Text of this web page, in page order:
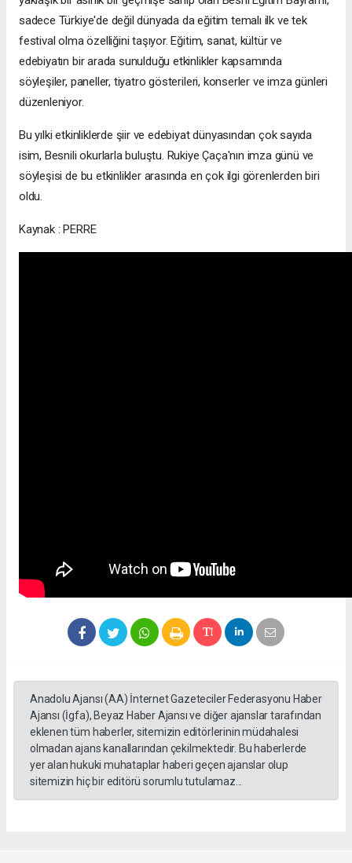
sadece Türkiye'de değil dünyada da eğitim temalı ilk ve tek
festival olma özelliğini taşıyor. Eğitim, sanat, kültür ve
edebiyatın bir arada sunulduğu etkinlikler kapsamında
söyleşiler, paneller, tiyatro gösterileri, konserler ve imza günleri
düzenleniyor.
Bu yılki etkinliklerde şiir ve edebiyat dünyasından çok sayıda
isim, Besnili okurlarla buluştu. Rukiye Çaça'nın imza günü ve
söyleşisi de bu etkinlikler arasında en çok ilgi görenlerden biri
oldu.
Kaynak : PERRE
Anadolu Ajansı (AA) İnternet Gazeteciler Federasyonu Haber
Ajansı (İgfa), Beyaz Haber Ajansı ve diğer ajanslar tarafından
eklenen tüm haberler, sitemizin editörlerinin müdahalesi
olmadan ajans kanallarından çekilmektedir. Bu haberlerde
yer alan hukuki muhataplar haberi geçen ajanslar olup
sitemizin hiç bir editörü sorumlu tutulamaz...